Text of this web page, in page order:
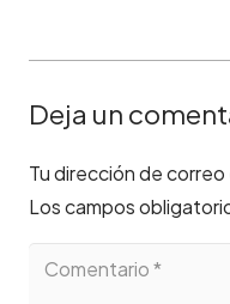
Deja un
Tu dirección de
Los campos